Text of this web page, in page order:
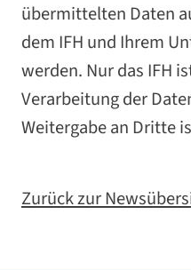
übermittelten Daten
dem IFH und Ihrem
werden. Nur das IFH
Verarbeitung der
Weitergabe an Dritte
Zurück zur